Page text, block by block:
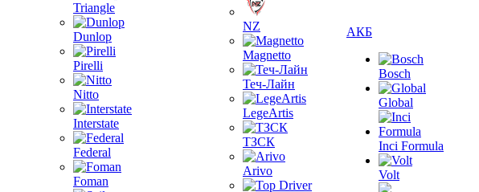
Triangle
Dunlop
Pirelli
Nitto
Interstate
Federal
Foman
NZ
Magnetto
Теч-Лайн
LegeArtis
ТЗСК
Arivo
АКБ
Bosch
Global
Inci Formula
Volt